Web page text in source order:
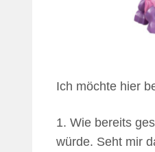
Ich möchte hier
1. Wie bereits
würde. Seht mir